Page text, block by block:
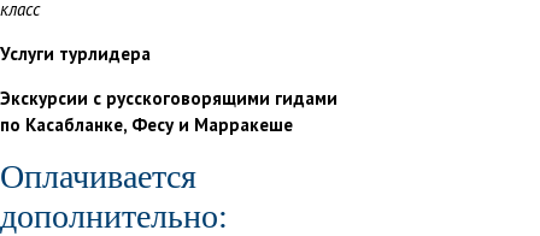
класс
Услуги турлидера
Экскурсии с русскоговорящими гидами
по Касабланке, Фесу и Марракеше
Оплачивается
дополнительно: